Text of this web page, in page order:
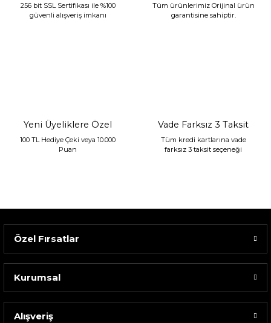
256 bit SSL Sertifikası ile %100
güvenli alışveriş imkanı
Tüm ürünlerimiz Orijinal ürün
garantisine sahiptir.
Yeni Üyeliklere Özel
100 TL Hediye Çeki veya 10.000
Puan
Vade Farksız 3 Taksit
Tüm kredi kartlarına vade
farksız 3 taksit seçeneği
Özel Fırsatlar
Kurumsal
Alışveriş